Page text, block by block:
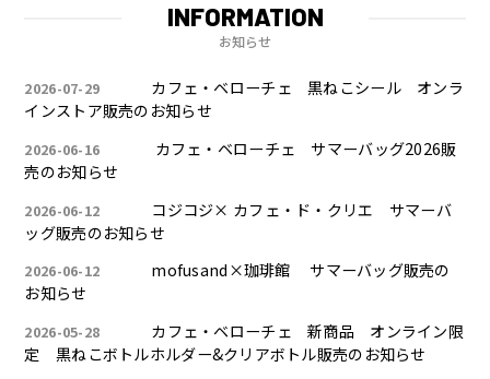
INFORMATION
お知らせ
2026-07-29
カフェ・ベローチェ 黒ねこシール オンラ
インストア販売のお知らせ
2026-06-16
カフェ・ベローチェ サマーバッグ2026販
売のお知らせ
2026-06-12
コジコジ× カフェ・ド・クリエ サマーバ
ッグ販売のお知らせ
2026-06-12
mofusand×珈琲館 サマーバッグ販売の
お知らせ
2026-05-28
カフェ・ベローチェ 新商品 オンライン限
定 黒ねこボトルホルダー&クリアボトル販売のお知らせ